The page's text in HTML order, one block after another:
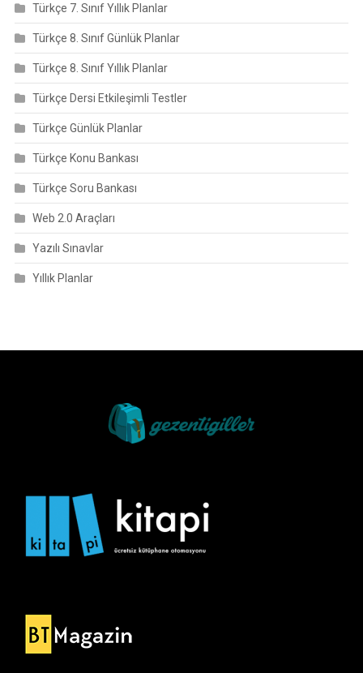
Türkçe 7. Sınıf Yıllık Planlar
Türkçe 8. Sınıf Günlük Planlar
Türkçe 8. Sınıf Yıllık Planlar
Türkçe Dersi Etkileşimli Testler
Türkçe Günlük Planlar
Türkçe Konu Bankası
Türkçe Soru Bankası
Web 2.0 Araçları
Yazılı Sınavlar
Yıllık Planlar